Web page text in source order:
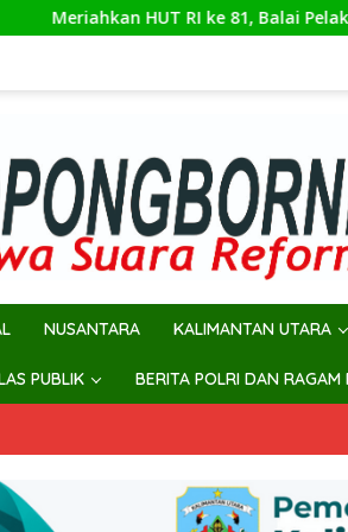
RI ke 81, Balai Pelaksanaan Jalan
NUSANTARA KALIMANTAN UTARA
PUBLIK BERITA POLRI DAN RAGAM